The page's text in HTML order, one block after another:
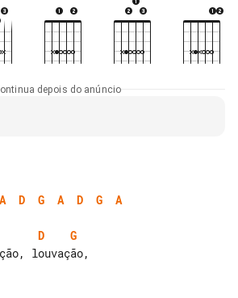
depois do anúncio
A D G A D G A
D
G